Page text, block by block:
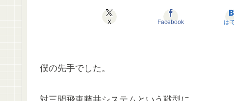
X Facebook は
僕の先手でした。